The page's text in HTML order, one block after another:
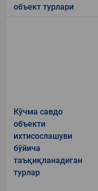
объект турлари
Кўчма савдо
объекти
ихтисослашуви
бўйича
таъқиқланадиган
турлар